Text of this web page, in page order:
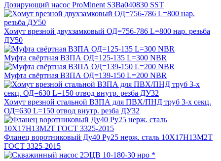
Дозирующий насос ProMinent S3Ba040830 SST
Хомут врезной двухзамковый ОД=756-786 L=800 нар. резьба
ДУ50
Муфта свёртная ВЗПА ОД=125-135 L=300 NBR
Муфта свёртная ВЗПА ОД=139-150 L=200 NBR
Хомут врезной стальной ВЗПА для ПВХ/ПНД труб 3-х секц.
ОД=630 L=150 отвод внутр. резба ДУ32
Фланец воротниковый Ду40 Ру25 нерж. сталь 10Х17Н13М2Т
ГОСТ 3325-2015